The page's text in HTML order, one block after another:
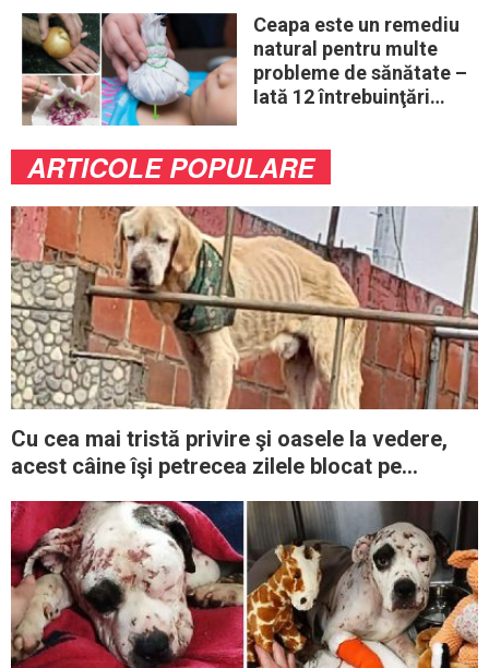
Ceapa este un remediu
natural pentru multe
probleme de sănătate –
Iată 12 întrebuinţări
ARTICOLE POPULARE
Cu cea mai tristă privire şi oasele la vedere,
acest câine îşi petrecea zilele blocat pe